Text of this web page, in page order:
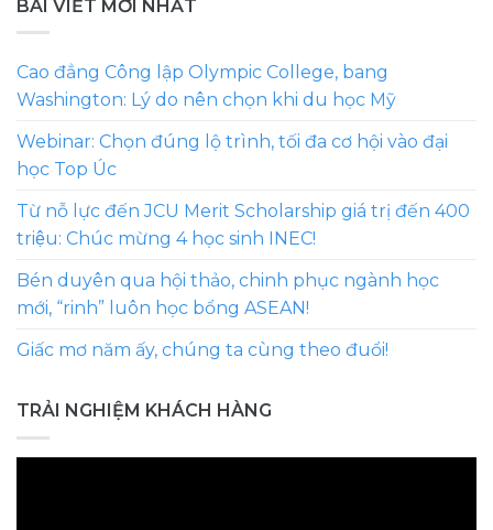
BÀI VIẾT MỚI NHẤT
Cao đẳng Công lập Olympic College, bang
Washington: Lý do nên chọn khi du học Mỹ
Webinar: Chọn đúng lộ trình, tối đa cơ hội vào đại
học Top Úc
Từ nỗ lực đến JCU Merit Scholarship giá trị đến 400
triệu: Chúc mừng 4 học sinh INEC!
Bén duyên qua hội thảo, chinh phục ngành học
mới, “rinh” luôn học bổng ASEAN!
Giấc mơ năm ấy, chúng ta cùng theo đuổi!
TRẢI NGHIỆM KHÁCH HÀNG